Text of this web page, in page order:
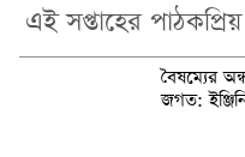
এই সপ্তাহের পাঠকপ্রিয়
বৈষম্যের
জগত: